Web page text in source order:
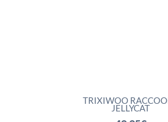
TRIXIWOO RACCOON -
JELLYCAT